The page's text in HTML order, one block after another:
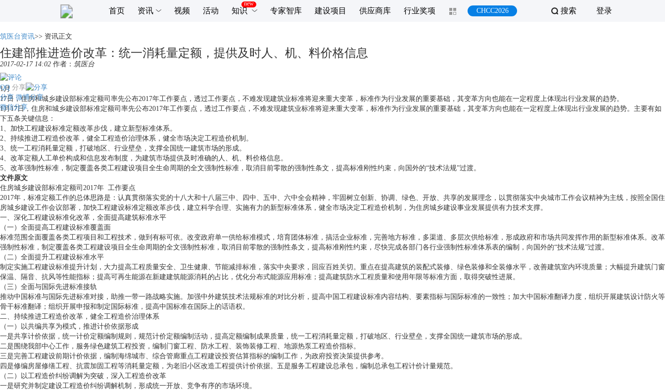
登录
搜索
首页 资讯 视频 活动 知识 专家智库 建设项目 供应商库 行业奖项 CHCC2026
筑医台资讯>> 资讯正文
住建部推进造价改革：统一消耗量定额，提供及时人、机、料价格信息
2017-02-17 14:02 作者： 筑医台
分享
QQ
分享 微博分享
微信分享
1月
17日，住房和城乡建设部标准定额司率先公布2017年工作要点，透过工作要点，不难发现建筑业标准将迎来重大变革，标准作为行业发展的重要基础，其变革方向也能在一定程度上体现出行业发展的趋势。
1月17日，住房和城乡建设部标准定额司率先公布2017年工作要点，透过工作要点，不难发现建筑业标准将迎来重大变革，标准作为行业发展的重要基础，其变革方向也能在一定程度上体现出行业发展的趋势。主要有如
下五条关键信息：
1、加快工程建设标准定额改革步伐，建立新型标准体系。
2、持续推进工程造价改革，健全工程造价治理体系，健全市场决定工程造价机制。
3、统一工程消耗量定额，打破地区、行业壁垒，支撑全国统一建筑市场的形成。
4、改革定额人工单价构成和信息发布制度，为建筑市场提供及时准确的人、机、料价格信息。
5、改革强制性标准，制定覆盖各类工程建设项目全生命周期的全文强制性标准，取消目前零散的强制性条文，提高标准刚性约束，向国外的“技术法规”过渡。
文件原文
住房城乡建设部标准定额司2017年 工作要点
2017年，标准定额工作的总体思路是：认真贯彻落实党的十八大和十八届三中、四中、五中、六中全会精神，牢固树立创新、协调、绿色、开放、共享的发展理念，以贯彻落实中央城市工作会议精神为主线，按照全国住
房城乡建设工作会议部署，加快工程建设标准定额改革步伐，建立科学合理、实施有力的新型标准体系，健全市场决定工程造价机制，为住房城乡建设事业发展提供有力技术支撑。
一、深化工程建设标准化改革，全面提高建筑标准水平
（一）全面提高工程建设标准覆盖面
标准范围全面覆盖各类工程项目和工程技术，做到有标可依。改变政府单一供给标准模式，培育团体标准，搞活企业标准，完善地方标准，多渠道、多层次供给标准，形成政府和市场共同发挥作用的新型标准体系。改革
强制性标准，制定覆盖各类工程建设项目全生命周期的全文强制性标准，取消目前零散的强制性条文，提高标准刚性约束，尽快完成各部门各行业强制性标准体系表的编制，向国外的“技术法规”过渡。
（二）全面提升工程建设标准水平
制定实施工程建设标准提升计划，大力提高工程质量安全、卫生健康、节能减排标准，落实中央要求，回应百姓关切。重点在提高建筑的装配式装修、绿色装修和全装修水平，改善建筑室内环境质量；大幅提升建筑门窗
保温、隔音、抗风等性能指标；提高可再生能源在新建建筑能源消耗的占比，优化分布式能源应用标准；提高建筑防水工程质量和使用年限等标准方面，取得突破性进展。
（三）全面与国际先进标准接轨
推动中国标准与国际先进标准对接，助推一带一路战略实施。加强中外建筑技术法规标准的对比分析，提高中国工程建设标准内容结构、要素指标与国际标准的一致性；加大中国标准翻译力度，组织开展建筑设计防火等
骨干标准翻译；组织开展申报和制定国际标准，提高中国标准在国际上的话语权。
二、持续推进工程造价改革，健全工程造价治理体系
（一）以共编共享为模式，推进计价依据形成
一是共享计价依据，统一计价定额编制规则，规范计价定额编制活动，提高定额编制成果质量，统一工程消耗量定额，打破地区、行业壁垒，支撑全国统一建筑市场的形成。
二是围绕我部中心工作，服务绿色建筑工程投资，编制门窗工程、防水工程、装饰装修工程、地源热泵工程造价指标。
三是完善工程建设前期计价依据，编制海绵城市、综合管廊重点工程建设投资估算指标的编制工作，为政府投资决策提供参考。
四是修编房屋修缮工程、抗震加固工程等消耗量定额，为老旧小区改造工程提供计价依据。五是服务工程建设总承包，编制总承包工程计价计量规范。
（二）以工程造价纠纷调解为突破，深入工程造价改革
一是研究并制定建设工程造价纠纷调解机制，形成统一开放、竞争有序的市场环境。